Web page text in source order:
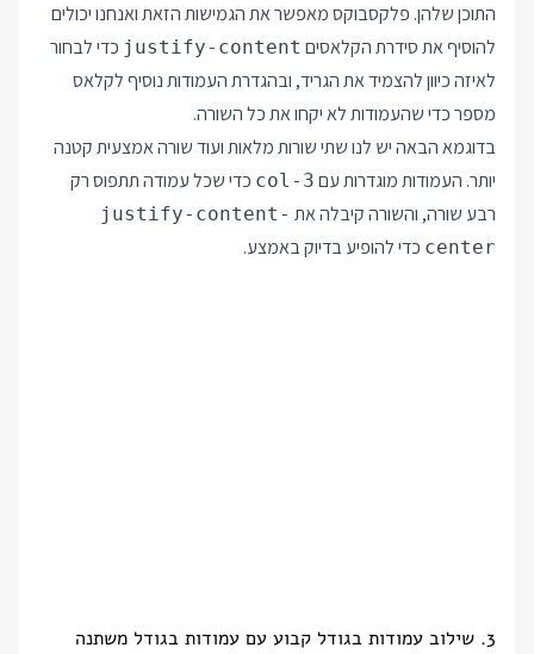
התוכן שלהן. פלקסבוקס מאפשר את הגמישות הזאת ואנחנו יכולים
להוסיף את סידרת הקלאסים justify-content כדי לבחור
לאיזה כיוון להצמיד את הגריד, ובהגדרת העמודות נוסיף לקלאס
מספר כדי שהעמודות לא יקחו את כל השורה.
בדוגמא הבאה יש לנו שתי שורות מלאות ועוד שורה אמצעית קטנה
יותר. העמודות מוגדרות עם col-3 כדי שכל עמודה תתפוס רק
רבע שורה, והשורה קיבלה את justify-content-
center כדי להופיע בדיוק באמצע.
3. שילוב עמודות בגודל קבוע עם עמודות בגודל משתנה